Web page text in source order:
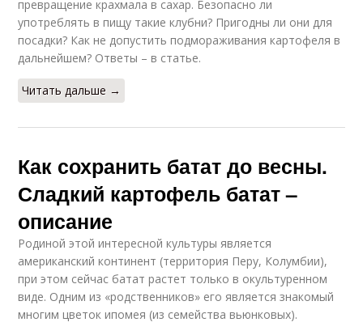
превращение крахмала в сахар. Безопасно ли
употреблять в пищу такие клубни? Пригодны ли они для
посадки? Как не допустить подмораживания картофеля в
дальнейшем? Ответы – в статье.
Читать дальше →
Как сохранить батат до весны.
Сладкий картофель батат –
описание
Родиной этой интересной культуры является
американский континент (территория Перу, Колумбии),
при этом сейчас батат растет только в окультуренном
виде. Одним из «родственников» его является знакомый
многим цветок ипомея (из семейства вьюнковых).